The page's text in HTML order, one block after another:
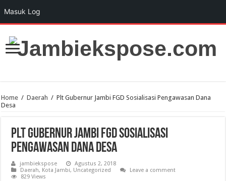
Home / Daerah / Plt Gubernur Jambi FGD Sosialisasi Pengawasan Dana
Desa
Plt Gubernur Jambi FGD Sosialisasi
Pengawasan Dana Desa
jambiekspose
Agustus 2, 2018
Daerah, Kota Jambi, Uncategorized
Leave a comment
829 Views
Masuk Log